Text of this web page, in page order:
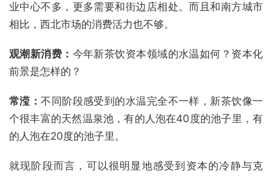
业中心不多，更多需要和街边店相处。而且和南方城市
相比，西北市场的消费活力也不够。
观潮新消费： 今年新茶饮资本领域的水温如何？资本化
前景是怎样的？
常滢：不同阶段感受到的水温完全不一样，新茶饮像一
个很丰富的天然温泉池，有的人泡在40度的池子里，有
的人泡在20度的池子里。
就现阶段而言，可以很明显地感受到资本的冷静与克